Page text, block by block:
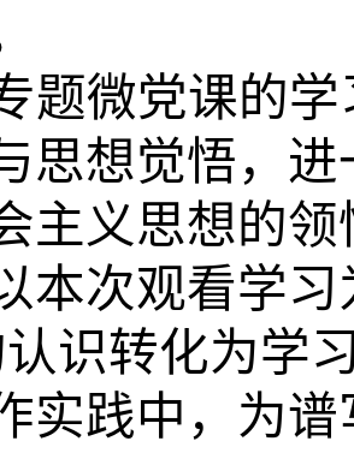
题微党课的
思想觉悟，
主义思想的
本次观看学
认识转化为学
实践中，为